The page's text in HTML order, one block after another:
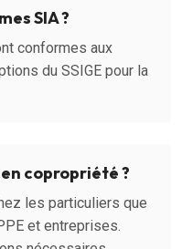
SIA ?
conformes aux
du SSIGE pour la
copropriété ?
les particuliers que
et entreprises.